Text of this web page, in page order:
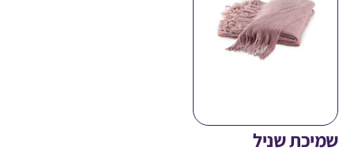
שניל